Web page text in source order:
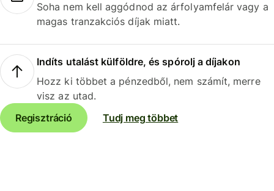
Soha nem kell aggódnod az árfolyamfelár vagy a
magas tranzakciós díjak miatt.
Indíts utalást külföldre, és spórolj a díjakon
Hozz ki többet a pénzedből, nem számít, merre
visz az utad.
Regisztráció
Tudj meg többet